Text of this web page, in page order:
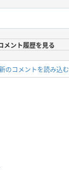
メント履歴を見る
のコメントを読み込む